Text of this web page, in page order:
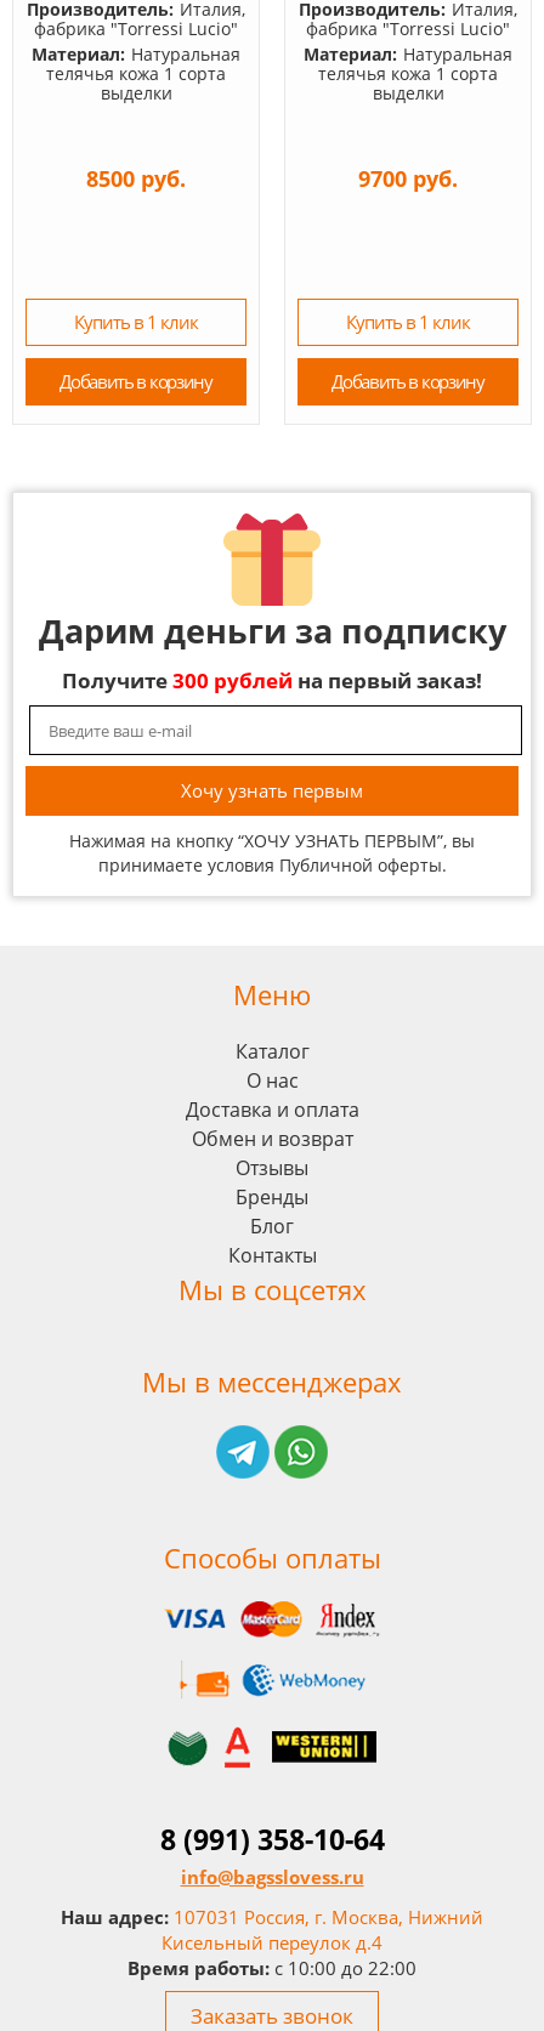
Производитель: Италия,
фабрика "Torressi Lucio"
Материал: Натуральная
телячья кожа 1 сорта
выделки
8500 руб.
Купить в 1 клик
Добавить в корзину
Производитель: Италия,
фабрика "Torressi Lucio"
Материал: Натуральная
телячья кожа 1 сорта
выделки
9700 руб.
Купить в 1 клик
Добавить в корзину
Дарим деньги за подписку
Получите300 рублей на первый заказ!
Нажимая на кнопку “ХОЧУ УЗНАТЬ ПЕРВЫМ”, вы
принимаете условия Публичной оферты.
Меню
Каталог
О нас
Доставка и оплата
Обмен и возврат
Отзывы
Бренды
Блог
Контакты
Мы в соцсетях
Мы в мессенджерах
Способы оплаты
8 (991) 358-10-64
info@bagsslovess.ru
Наш адрес: 107031 Россия, г. Москва, Нижний
Кисельный переулок д.4
Время работы: c 10:00 до 22:00
Заказать звонок